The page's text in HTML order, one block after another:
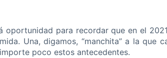
oportunidad para recordar que en el
Una, digamos, “manchita” a la que
poco estos antecedentes.